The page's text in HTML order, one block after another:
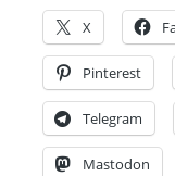
X
Pinterest
Telegram
Mastodon